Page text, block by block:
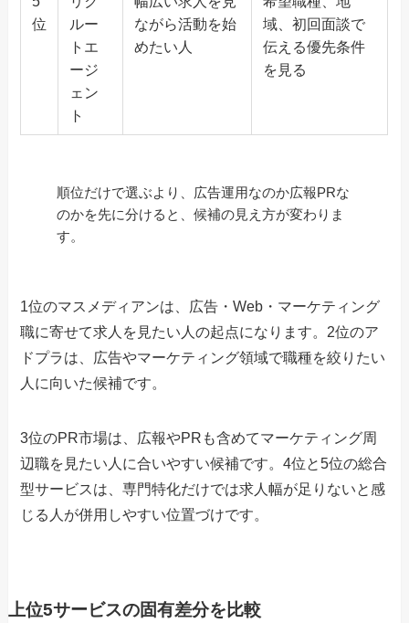
位
ルー
トエ
ージ
ェン
ト
ながら活動を始
めたい人
域、初回面談で
伝える優先条件
を見る
順位だけで選ぶより、広告運用なのか広報PRな
のかを先に分けると、候補の見え方が変わりま
す。
1位のマスメディアンは、広告・Web・マーケティング
職に寄せて求人を見たい人の起点になります。2位のア
ドプラは、広告やマーケティング領域で職種を絞りたい
人に向いた候補です。
3位のPR市場は、広報やPRも含めてマーケティング周
辺職を見たい人に合いやすい候補です。4位と5位の総合
型サービスは、専門特化だけでは求人幅が足りないと感
じる人が併用しやすい位置づけです。
上位5サービスの固有差分を比較